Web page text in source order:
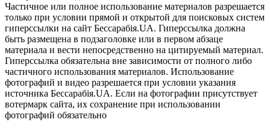
Частичное или полное использование материалов разрешается
только при условии прямой и открытой для поисковых систем
гиперссылки на сайт Бессарабія.UA. Гиперссылка должна
быть размещена в подзаголовке или в первом абзаце
материала и вести непосредственно на цитируемый материал.
Гиперссылка обязательна вне зависимости от полного либо
частичного использования материалов. Использование
фотографий и видео разрешается при условии указания
источника Бессарабія.UA. Если на фотографии присутствует
вотермарк сайта, их сохранение при использовании
фотографий обязательно